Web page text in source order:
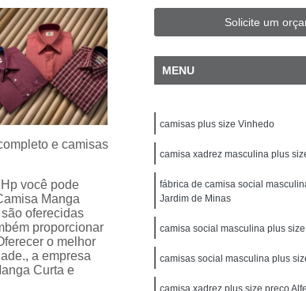
Branca Plus Size
Camisa Social Masculina Plus
Plus Size
Camisa Social Plus Size Masculina
Plus Size
Camisa Xadrez Plus Size
Camisa
Slim Fit
Camisa Masculina Slim Fit
Camisa Social Masculina Manga
Camisa Social Slim Fit
Camisa
Camisa Super Slim Fit
Camisa Branca
Slim Masculina
Camisa de Linho Masculina Slim
Jeans Slim Masculina
Camisa Masculina Slim
Slim Fit Manga Longa
e camisas
você pode
Manga
oferecidas
proporcionar
o melhor
a empresa
Curta e
Solicite um
MENU
camisas plus size Vinhedo
camisa xadrez masculina plus
fábrica de camisa social
Jardim de Minas
camisa social masculina plus
camisas social masculina plus
camisa xadrez plus size preço